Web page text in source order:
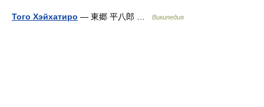
Того Хэйхатиро — 東郷 平八郎 … Википедия